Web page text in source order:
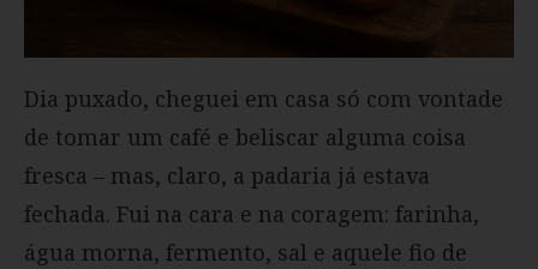
Dia puxado, cheguei em casa só com vontade
de tomar um café e beliscar alguma coisa
fresca – mas, claro, a padaria já estava
fechada. Fui na cara e na coragem: farinha,
água morna, fermento, sal e aquele fio de